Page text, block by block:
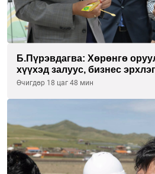
Б.Пүрэвдагва: Хөрөнгө
хүүхэд залуус, бизнес
инкубатор төвүүдийг хотын
Өчигдөр 18 цаг 48 мин